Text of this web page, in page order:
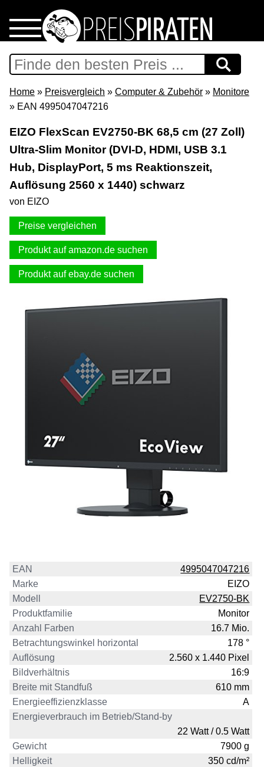
Home
Download
Support & Newsletter
Presse
Datenschutz
Impressum
Home » Preisvergleich » Computer & Zubehör » Monitore
» EAN 4995047047216
EIZO FlexScan EV2750-BK 68,5 cm (27 Zoll)
Ultra-Slim Monitor (DVI-D, HDMI, USB 3.1
Hub, DisplayPort, 5 ms Reaktionszeit,
Auflösung 2560 x 1440) schwarz
von EIZO
Preise vergleichen
Produkt auf amazon.de suchen
Produkt auf ebay.de suchen
EAN
4995047047216
Marke
EIZO
Modell
EV2750-BK
Produktfamilie
Monitor
Anzahl Farben
16.7 Mio.
Betrachtungswinkel horizontal
178 °
Auflösung
2.560 x 1.440 Pixel
Bildverhältnis
16:9
Breite mit Standfuß
610 mm
Energieeffizienzklasse
A
Energieverbrauch im Betrieb/Stand-by
22 Watt / 0.5 Watt
Gewicht
7900 g
Helligkeit
350 cd/m²